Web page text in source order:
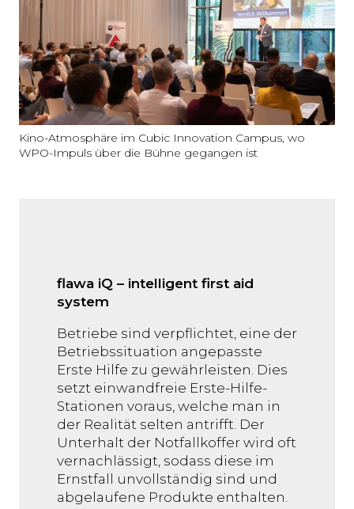
Kino-Atmosphäre im Cubic Innovation Campus, wo
WPO-Impuls über die Bühne gegangen ist
flawa iQ – intelligent first aid
system
Betriebe sind verpflichtet, eine der
Betriebssituation angepasste
Erste Hilfe zu gewährleisten. Dies
setzt einwandfreie Erste-Hilfe-
Stationen voraus, welche man in
der Realität selten antrifft. Der
Unterhalt der Notfallkoffer wird oft
vernachlässigt, sodass diese im
Ernstfall unvollständig sind und
abgelaufene Produkte enthalten.